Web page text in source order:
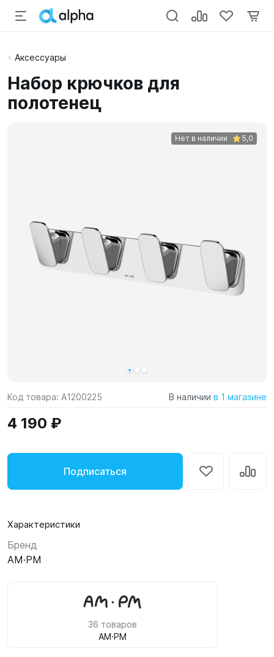
Аксессуары
Набор крючков для
полотенец
Нет в наличии 5,0
Код товара: A1200225 В наличии в 1 магазине
4 190 ₽
Подписаться
Характеристики
Бренд
AM·PM
36 товаров
AM·PM